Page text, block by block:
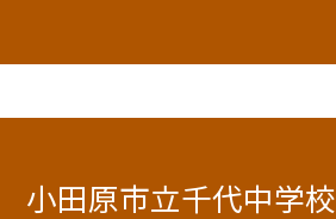
小田原市立千代中学校